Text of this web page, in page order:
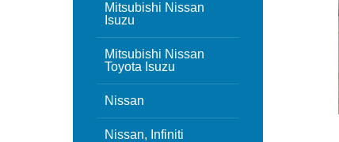
Mitsubishi Nissan
Isuzu
Mitsubishi Nissan
Toyota Isuzu
Nissan
Nissan, Infiniti